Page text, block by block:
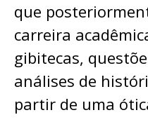
que
carreira
gibitecas,
análises de
partir de uma